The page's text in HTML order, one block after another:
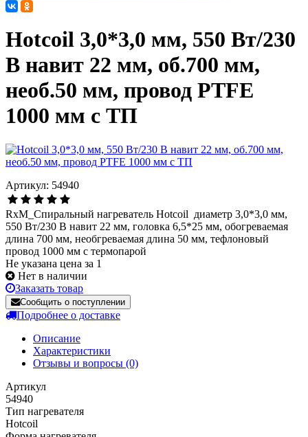
Hotcoil 3,0*3,0 мм, 550 Вт/230
В навит 22 мм, об.700 мм,
необ.50 мм, провод PTFE
1000 мм с ТП
Артикул: 54940
RxM_Спиральный нагреватель Hotcoil диаметр 3,0*3,0 мм,
550 Вт/230 В навит 22 мм, головка 6,5*25 мм, обогреваемая
длина 700 мм, необгреваемая длина 50 мм, тефлоновый
провод 1000 мм с термопарой
Не указана цена за 1
Нет в наличии
Заказать товар
Сообщить о поступлении
Подробнее о доставке
Описание
Характеристики
Отзывы и вопросы (0)
Артикул
54940
Тип нагревателя
Hotcoil